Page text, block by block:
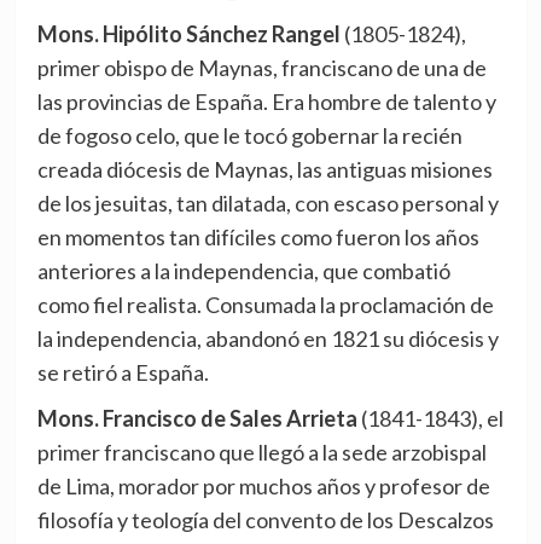
Mons. Hipólito Sánchez Rangel (1805-1824),
primer obispo de Maynas, franciscano de una de
las provincias de España. Era hombre de talento y
de fogoso celo, que le tocó gobernar la recién
creada diócesis de Maynas, las antiguas misiones
de los jesuitas, tan dilatada, con escaso personal y
en momentos tan difíciles como fueron los años
anteriores a la independencia, que combatió
como fiel realista. Consumada la proclamación de
la independencia, abandonó en 1821 su diócesis y
se retiró a España.
Mons. Francisco de Sales Arrieta (1841-1843), el
primer franciscano que llegó a la sede arzobispal
de Lima, morador por muchos años y profesor de
filosofía y teología del convento de los Descalzos